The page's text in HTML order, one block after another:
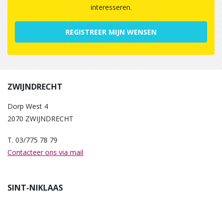
interesseren.
REGISTREER MIJN WENSEN
ZWIJNDRECHT
Dorp West 4
2070 ZWIJNDRECHT
T. 03/775 78 79
Contacteer ons via mail
SINT-NIKLAAS